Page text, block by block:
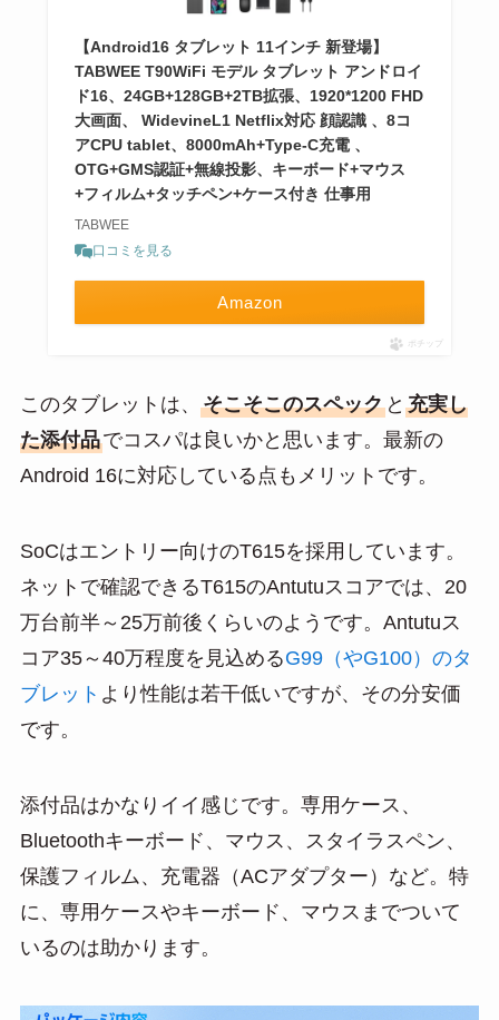
【Android16 タブレット 11インチ 新登場】
TABWEE T90WiFi モデル タブレット アンドロイ
ド16、24GB+128GB+2TB拡張、1920*1200 FHD
大画面、 WidevineL1 Netflix対応 顔認識 、8コ
アCPU tablet、8000mAh+Type-C充電 、
OTG+GMS認証+無線投影、キーボード+マウス
+フィルム+タッチペン+ケース付き 仕事用
TABWEE
口コミを見る
Amazon
ポチップ
このタブレットは、 そこそこのスペックと 充実し
た添付品でコスパは良いかと思います。最新の
Android 16に対応している点もメリットです。
SoCはエントリー向けのT615を採用しています。
ネットで確認できるT615のAntutuスコアでは、20
万台前半～25万前後くらいのようです。Antutuス
コア35～40万程度を見込めるG99（やG100）のタ
ブレット より性能は若干低いですが、その分安価
です。
添付品はかなりイイ感じです。専用ケース、
Bluetoothキーボード、マウス、スタイラスペン、
保護フィルム、充電器（ACアダプター）など。特
に、専用ケースやキーボード、マウスまでついて
いるのは助かります。